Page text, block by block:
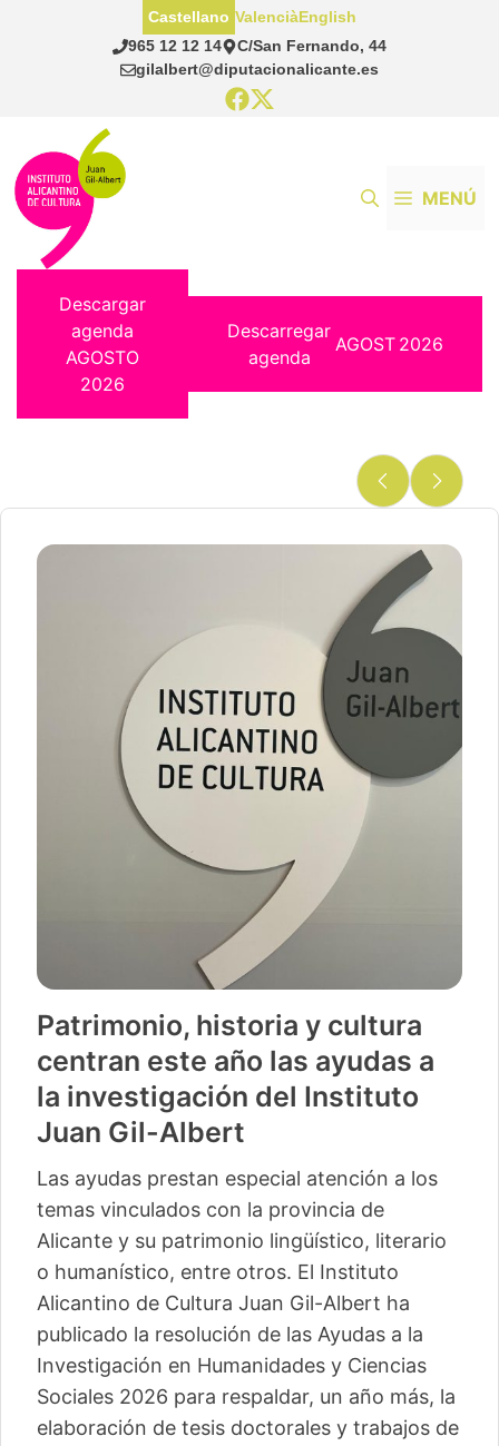
965 12 12 14
C/San Fernando, 44
gilalbert@diputacionalicante.es
Castellano ValenciàEnglish
MENÚ
Descargar
agenda
AGOSTO
2026
Descarregar
agenda
AGOST 2026
Patrimonio, historia y cultura
centran este año las ayudas a
la investigación del Instituto
Juan Gil-Albert
Las ayudas prestan especial atención a los
temas vinculados con la provincia de
Alicante y su patrimonio lingüístico, literario
o humanístico, entre otros. El Instituto
Alicantino de Cultura Juan Gil-Albert ha
publicado la resolución de las Ayudas a la
Investigación en Humanidades y Ciencias
Sociales 2026 para respaldar, un año más, la
elaboración de tesis doctorales y trabajos de